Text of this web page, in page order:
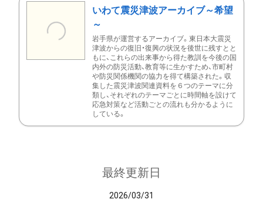
いわて震災津波アーカイブ～希望
～
岩手県が運営するアーカイブ。東日本大震災
津波からの復旧・復興の状況を後世に残すとと
もに、これらの出来事から得た教訓を今後の国
内外の防災活動、教育等に生かすため、市町村
や防災関係機関の協力を得て構築された。収
集した震災津波関連資料を６つのテーマに分
類し、それぞれのテーマごとに時間軸を設けて
応急対策など活動ごとの流れも分かるように
している。
最終更新日
2026/03/31